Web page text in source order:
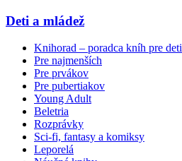
Deti a mládež
Knihorad – poradca kníh pre deti
Pre najmenších
Pre prvákov
Pre pubertiakov
Young Adult
Beletria
Rozprávky
Sci-fi, fantasy a komiksy
Leporelá